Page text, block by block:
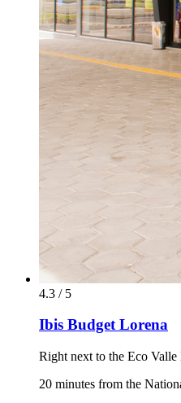
4.3 / 5
Ibis Budget Lorena
Right next to the Eco Valle
20 minutes from the